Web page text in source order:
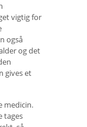
vigtig for
også
og det
gives et
medicin.
tages